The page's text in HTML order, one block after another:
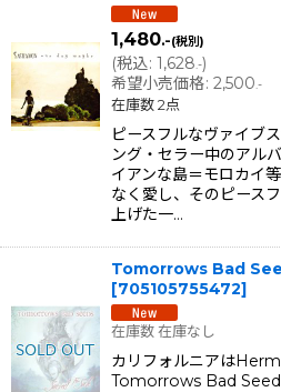
1,480.-(税別)
(税込: 1,628.-)
希望小売価格: 2,500.-
在庫数 2点
ピースフルなヴァイブ
ング・セラー中のアル
イアンな島＝モロカイ
なく愛し、そのピース
上げた一…
Tomorrows Bad
[705105755472]
在庫数 在庫なし
カリフォルニアは
Tomorrows Bad